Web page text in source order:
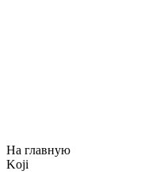
На главную
Koji